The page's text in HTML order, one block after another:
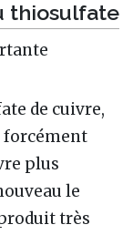
thiosulfate
de cuivre,
forcément
plus
le
très